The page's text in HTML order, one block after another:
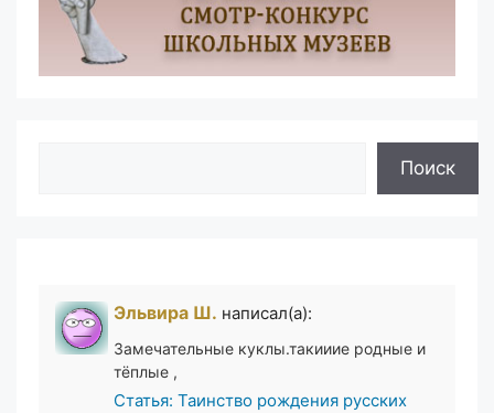
Поиск
Эльвира Ш. написал(а):
Замечательные куклы.такииие родные и
тёплые ,
Статья: Таинство рождения русских